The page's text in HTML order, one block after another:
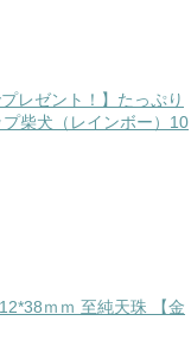
レゼント！】たっぷり
柴犬（レインボー）10
ｍｍ 至純天珠 【金